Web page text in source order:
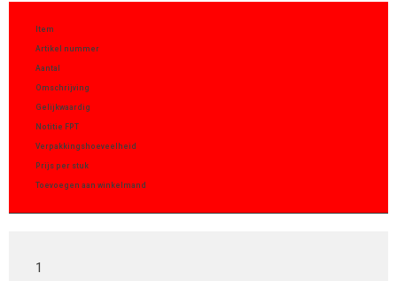
Item
Artikel nummer
Aantal
Omschrijving
Gelijkwaardig
Notitie FPT
Verpakkingshoeveelheid
Prijs per stuk
Toevoegen aan winkelmand
1